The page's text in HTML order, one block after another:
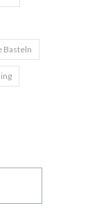
Basteln